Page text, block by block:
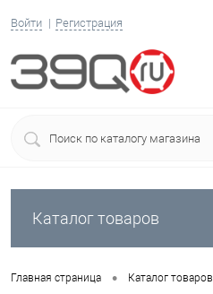
Войти Регистрация
Каталог товаров
Главная страница • Каталог товаров